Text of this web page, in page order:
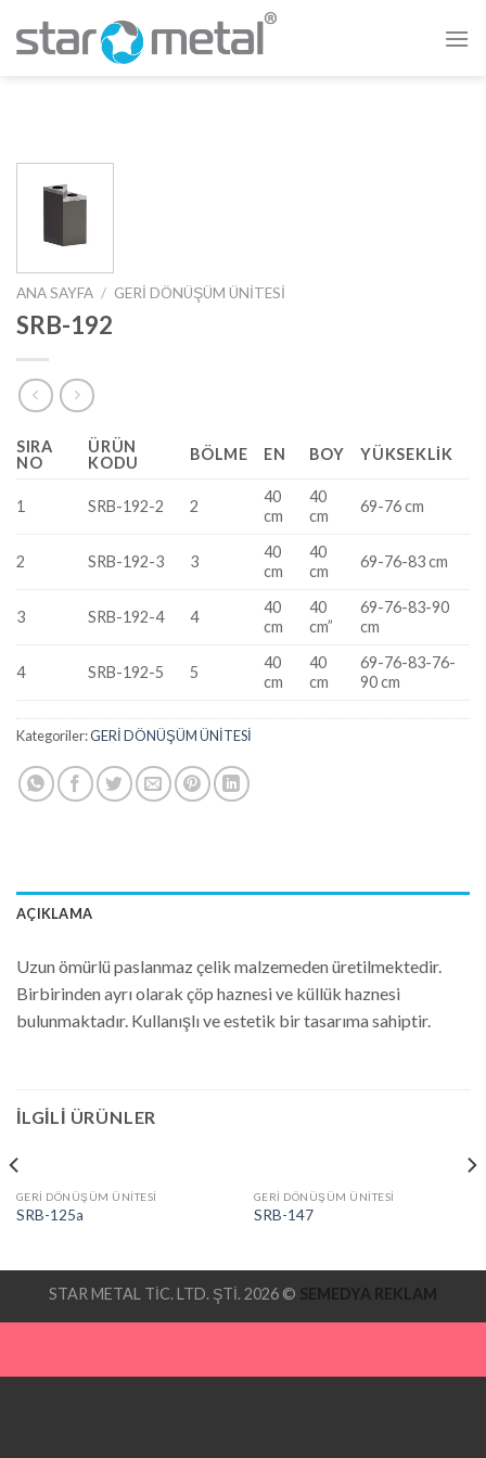
ANA SAYFA / GERİ DÖNÜŞÜM ÜNİTESİ
SRB-192
SIRA
NO
ÜRÜN
KODU
BÖLME EN BOY YÜKSEKLIK
1 SRB-192-2 2
40
cm
40
cm
69-76 cm
2 SRB-192-3 3
40
cm
40
cm
69-76-83 cm
3 SRB-192-4 4
40
cm
40
cm”
69-76-83-90
cm
4 SRB-192-5 5
40
cm
40
cm
69-76-83-76-
90 cm
Kategoriler:GERİ DÖNÜŞÜM ÜNİTESİ
AÇIKLAMA
Uzun ömürlü paslanmaz çelik malzemeden üretilmektedir.
Birbirinden ayrı olarak çöp haznesi ve küllük haznesi
bulunmaktadır. Kullanışlı ve estetik bir tasarıma sahiptir.
İLGILI ÜRÜNLER
GERİ DÖNÜŞÜM ÜNİTESİ
SRB-125a
GERİ DÖNÜŞÜM ÜNİTESİ
SRB-147
STAR METAL TİC. LTD. ŞTİ. 2026 © SEMEDYA REKLAM